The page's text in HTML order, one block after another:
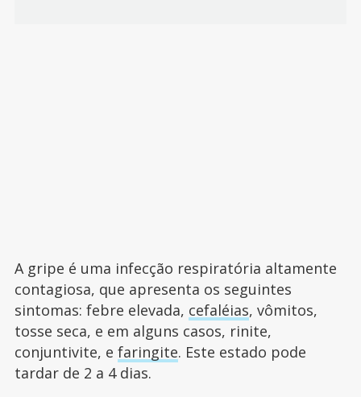
A gripe é uma infecção respiratória altamente
contagiosa, que apresenta os seguintes
sintomas: febre elevada, cefaléias, vômitos,
tosse seca, e em alguns casos, rinite,
conjuntivite, e faringite. Este estado pode
tardar de 2 a 4 dias.